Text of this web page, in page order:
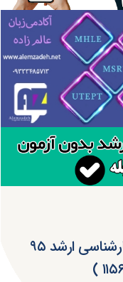
دانلود دفترچه سوالات آزمون کارشناسی ارشد ۹۵